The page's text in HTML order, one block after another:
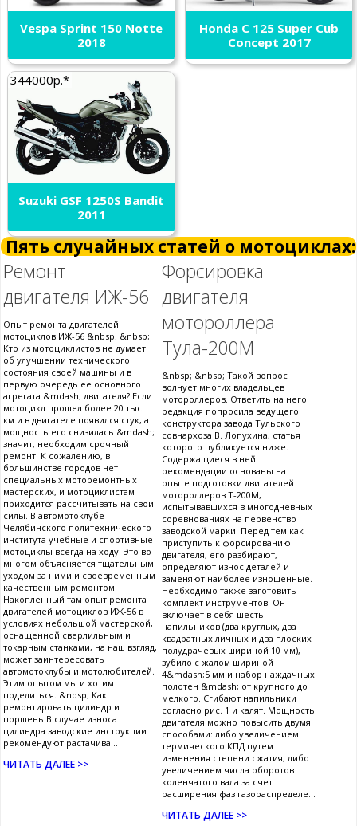
Vespa Sprint 150 Notte
2018
Honda C 125 Super Cub
Concept 2017
344000р.*
Suzuki GSF 1250S Bandit
2011
Пять случайных статей о мотоциклах:
Ремонт
двигателя ИЖ-56
Опыт ремонта двигателей
мотоциклов ИЖ-56 &nbsp; &nbsp;
Кто из мотоциклистов не думает
об улучшении технического
состояния своей машины и в
первую очередь ее основного
агрегата &mdash; двигателя? Если
мотоцикл прошел более 20 тыс.
км и в двигателе появился стук, а
мощность его снизилась &mdash;
значит, необходим срочный
ремонт. К сожалению, в
большинстве городов нет
специальных моторемонтных
мастерских, и мотоциклистам
приходится рассчитывать на свои
силы. В автомотоклубе
Челябинского политехнического
института учебные и спортивные
мотоциклы всегда на ходу. Это во
многом объясняется тщательным
уходом за ними и своевременным
качественным ремонтом.
Накопленный там опыт ремонта
двигателей мотоциклов ИЖ-56 в
условиях небольшой мастерской,
оснащенной сверлильным и
токарным станками, на наш взгляд,
может заинтересовать
автомотоклубы и мотолюбителей.
Этим опытом мы и хотим
поделиться. &nbsp; Как
ремонтировать цилиндр и
поршень В случае износа
цилиндра заводские инструкции
рекомендуют растачива...
ЧИТАТЬ ДАЛЕЕ >>
Форсировка
двигателя
мотороллера
Тула-200М
&nbsp; &nbsp; Такой вопрос
волнует многих владельцев
мотороллеров. Ответить на него
редакция попросила ведущего
конструктора завода Тульского
совнархоза В. Лопухина, статья
которого публикуется ниже.
Содержащиеся в ней
рекомендации основаны на
опыте подготовки двигателей
мотороллеров Т-200М,
испытывавшихся в многодневных
соревнованиях на первенство
заводской марки. Перед тем как
приступить к форсированию
двигателя, его разбирают,
определяют износ деталей и
заменяют наиболее изношенные.
Необходимо также заготовить
комплект инструментов. Он
включает в себя шесть
напильников (два круглых, два
квадратных личных и два плоских
полудрачевых шириной 10 мм),
зубило с жалом шириной
4&mdash;5 мм и набор наждачных
полотен &mdash; от крупного до
мелкого. Сгибают напильники
согласно рис. 1 и калят. Мощность
двигателя можно повысить двумя
способами: либо увеличением
термического КПД путем
изменения степени сжатия, либо
увеличением числа оборотов
коленчатого вала за счет
расширения фаз газораспределе...
ЧИТАТЬ ДАЛЕЕ >>